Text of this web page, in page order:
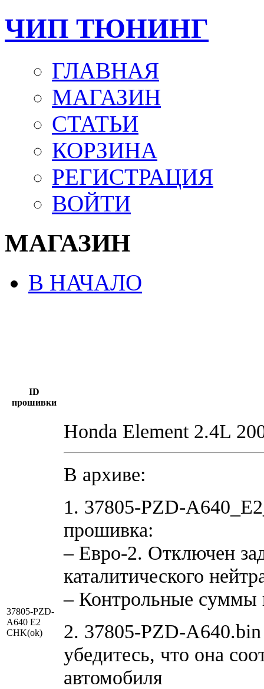
ЧИП ТЮНИНГ
ГЛАВНАЯ
МАГАЗИН
СТАТЬИ
КОРЗИНА
РЕГИСТРАЦИЯ
ВОЙТИ
МАГАЗИН
В НАЧАЛО
ID
прошивки
37805-PZD-
A640 E2
CHK(ok)
Honda Element 2.4L
В архиве:
1. 37805-PZD-
прошивка:
– Евро-2. Отключен
каталитического
– Контрольные суммы
2. 37805-PZD-A640.bin
убедитесь, что она
автомобиля